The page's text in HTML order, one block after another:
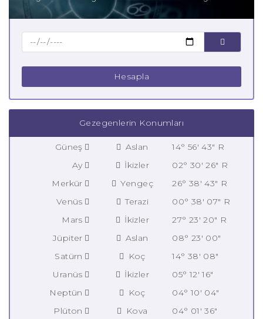
Hesapla
Gezegenlerin Konumları
Güneş Aslan
14° 56' 43" R
Ay
İkizler
02° 30' 26" R
Merkür
Yengeç
26° 38' 43" R
Venüs
Terazi
00° 38' 07" R
Mars
İkizler
27° 23' 20" R
Jüpiter
Aslan
08° 23' 00"
Satürn
Koç
14° 38' 08"
Uranüs
İkizler
05° 12' 16"
Neptün
Koç
04° 10' 04"
Plüton
Kova
04° 01' 36"